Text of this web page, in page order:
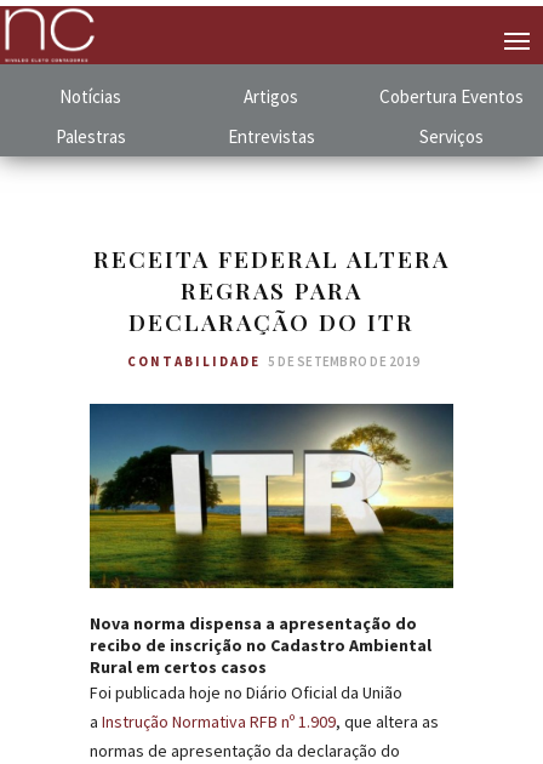
Notícias Artigos Cobertura Eventos
Palestras
Entrevistas Serviços
RECEITA FEDERAL ALTERA
REGRAS PARA
DECLARAÇÃO DO ITR
CONTABILIDADE 5 DE SETEMBRO DE 2019
Nova norma dispensa a apresentação do
recibo de inscrição no Cadastro Ambiental
Rural em certos casos
Foi publicada hoje no Diário Oficial da União
a Instrução Normativa RFB nº 1.909, que altera as
normas de apresentação da declaração do